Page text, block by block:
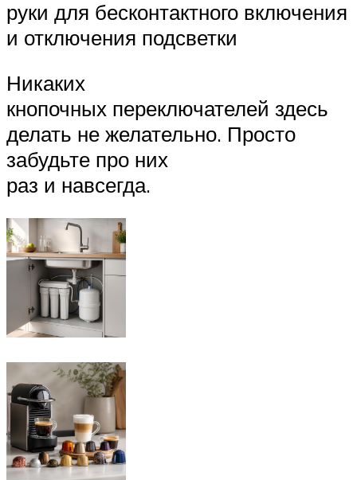
руки для бесконтактного включения
и отключения подсветки
Никаких
кнопочных переключателей здесь
делать не желательно. Просто
забудьте про них
раз и навсегда.